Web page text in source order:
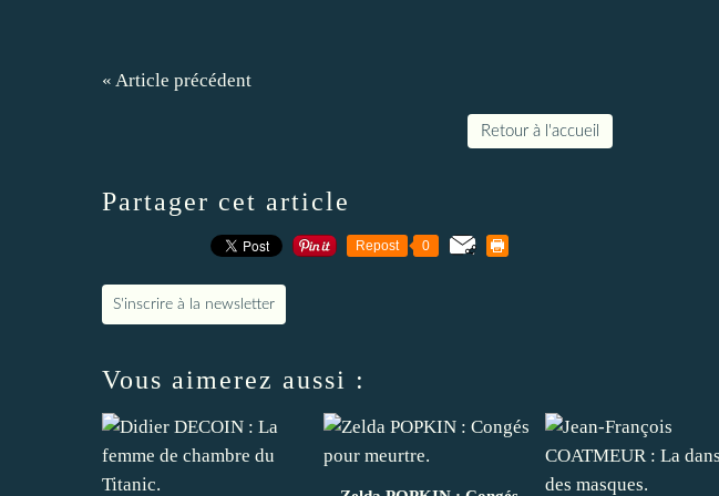
« Article précédent
Retour à l'accueil
Partager cet article
Repost 0
S'inscrire à la newsletter
Vous aimerez aussi :